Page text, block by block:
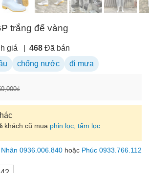
trắng đế vàng
giá 468 Đã bán
chống nước đi mưa
khách cũ mua phin lọc, tấm lọc
Nhân 0936.006.840 hoặc Phúc 0933.766.112